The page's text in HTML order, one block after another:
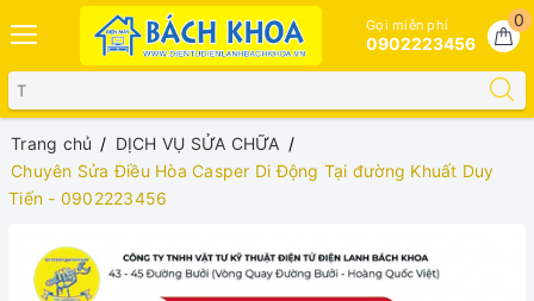
0
Gọi miễn phí
0902223456
Trang chủ
DỊCH VỤ SỬA CHỮA
Chuyên Sửa Điều Hòa Casper Di Động Tại đường Khuất Duy
Tiến - 0902223456